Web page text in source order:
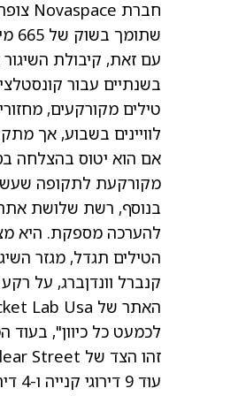
שתומך בשוק של 665 מיליארד דולר בייצור לוויינים ושירותי שיגור.
מקורקעת לתקופה שעשויה להיות 12 חודשים או
להערכה מספקת. היא
הטילים תגדל, מגזר
לכמעט כל כיוון",